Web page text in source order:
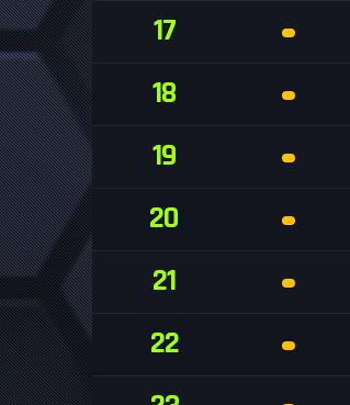
17
18
19
20
21
22